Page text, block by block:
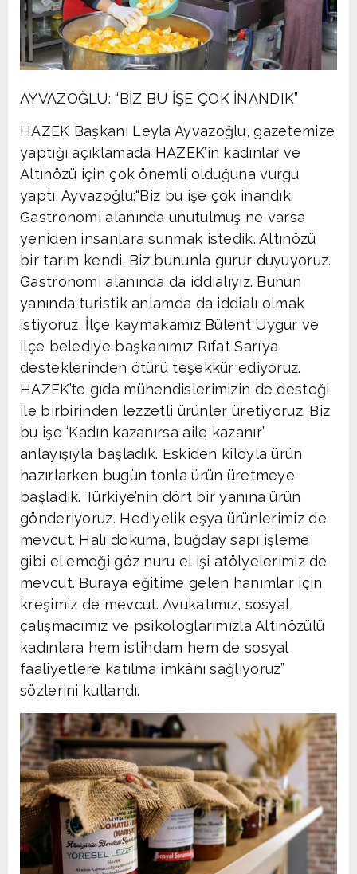
AYVAZOĞLU: “BİZ BU İŞE ÇOK İNANDIK”
HAZEK Başkanı Leyla Ayvazoğlu, gazetemize
yaptığı açıklamada HAZEK’in kadınlar ve
Altınözü için çok önemli olduğuna vurgu
yaptı. Ayvazoğlu:“Biz bu işe çok inandık.
Gastronomi alanında unutulmuş ne varsa
yeniden insanlara sunmak istedik. Altınözü
bir tarım kendi. Biz bununla gurur duyuyoruz.
Gastronomi alanında da iddialıyız. Bunun
yanında turistik anlamda da iddialı olmak
istiyoruz. İlçe kaymakamız Bülent Uygur ve
ilçe belediye başkanımız Rıfat Sarı’ya
desteklerinden ötürü teşekkür ediyoruz.
HAZEK’te gıda mühendislerimizin de desteği
ile birbirinden lezzetli ürünler üretiyoruz. Biz
bu işe ‘Kadın kazanırsa aile kazanır”
anlayışıyla başladık. Eskiden kiloyla ürün
hazırlarken bugün tonla ürün üretmeye
başladık. Türkiye’nin dört bir yanına ürün
gönderiyoruz. Hediyelik eşya ürünlerimiz de
mevcut. Halı dokuma, buğday sapı işleme
gibi el emeği göz nuru el işi atölyelerimiz de
mevcut. Buraya eğitime gelen hanımlar için
kreşimiz de mevcut. Avukatımız, sosyal
çalışmacımız ve psikologlarımızla Altınözülü
kadınlara hem istihdam hem de sosyal
faaliyetlere katılma imkânı sağlıyoruz”
sözlerini kullandı.